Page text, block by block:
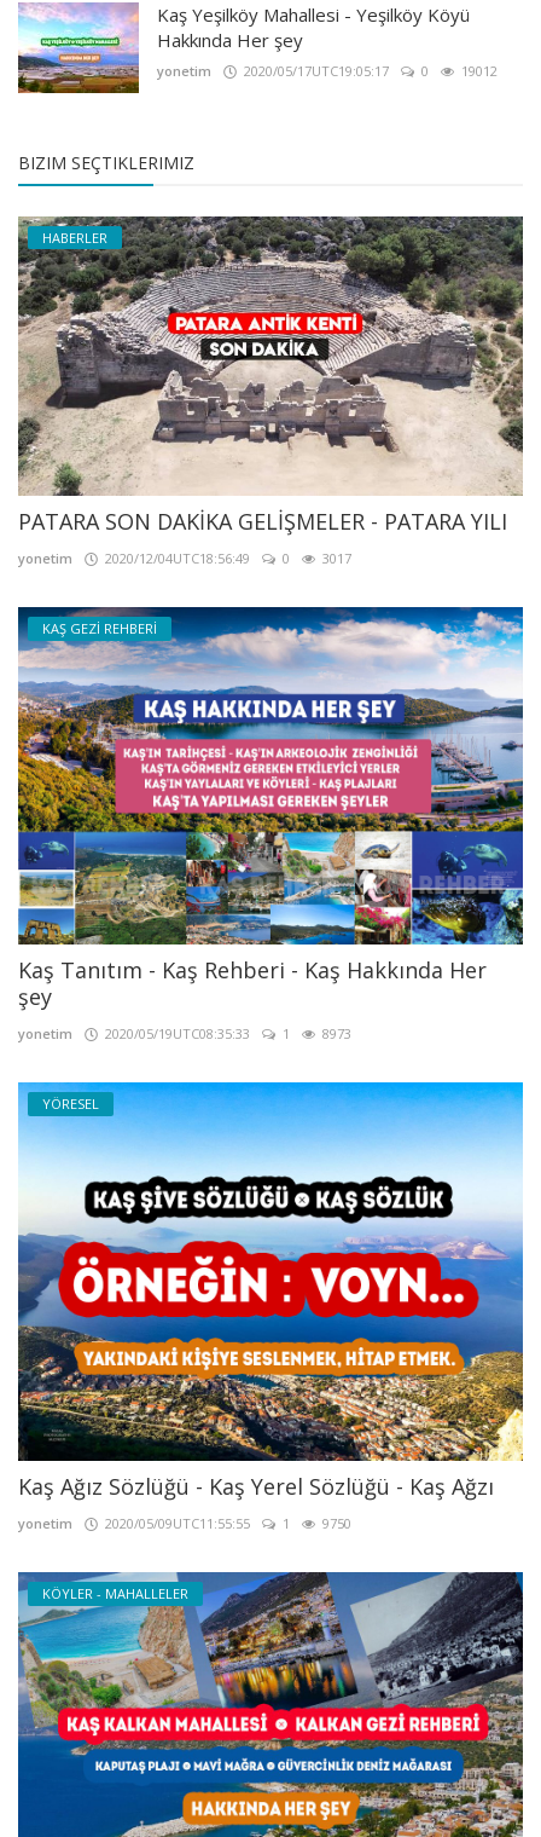
Kaş Yeşilköy Mahallesi - Yeşilköy Köyü
Hakkında Her şey
yonetim 2020/05/17UTC19:05:17 0 19012
BIZIM SEÇTIKLERIMIZ
HABERLER
PATARA SON DAKİKA GELİŞMELER - PATARA YILI
yonetim 2020/12/04UTC18:56:49 0 3017
KAŞ GEZİ REHBERİ
Kaş Tanıtım - Kaş Rehberi - Kaş Hakkında Her
şey
yonetim 2020/05/19UTC08:35:33 1 8973
YÖRESEL
Kaş Ağız Sözlüğü - Kaş Yerel Sözlüğü - Kaş Ağzı
yonetim 2020/05/09UTC11:55:55 1 9750
KÖYLER - MAHALLELER